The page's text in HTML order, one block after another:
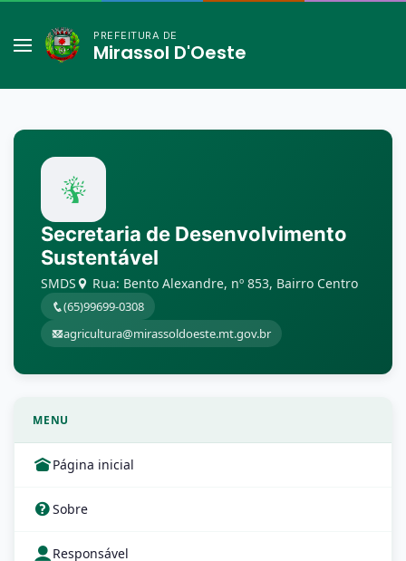
PREFEITURA DE
Mirassol D'Oeste
Secretaria de Desenvolvimento
Sustentável
SMDS Rua: Bento Alexandre, nº 853, Bairro Centro
(65)99699-0308
agricultura@mirassoldoeste.mt.gov.br
MENU
Página inicial
Sobre
Responsável